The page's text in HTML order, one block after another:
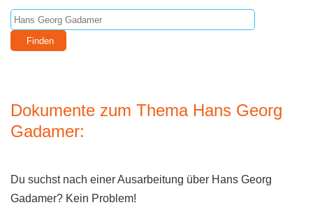
Dokumente zum Thema Hans Georg
Gadamer:
Du suchst nach einer Ausarbeitung über Hans Georg
Gadamer? Kein Problem!